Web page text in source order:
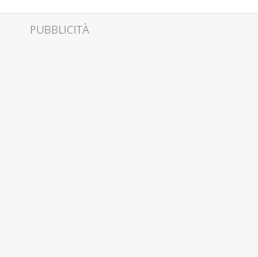
PUBBLICITÀ